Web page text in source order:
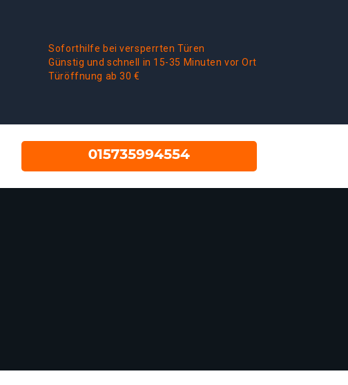
Soforthilfe bei versperrten Türen
Günstig und schnell in 15-35 Minuten vor Ort
Türöffnung ab 30 €